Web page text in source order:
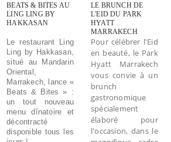
BEATS & BITES AU
LING LING BY
HAKKASAN
Le restaurant Ling
Ling by Hakkasan,
situé au Mandarin
Oriental,
Marrakech, lance «
Beats & Bites » :
un tout nouveau
menu dînatoire et
décontracté
disponible tous les
LE BRUNCH DE
L'EID DU PARK
HYATT
MARRAKECH
Pour célébrer l'Eid
en beauté, le Park
Hyatt Marrakech
vous convie à un
brunch
gastronomique
spécialement
élaboré pour
l'occasion, dans le